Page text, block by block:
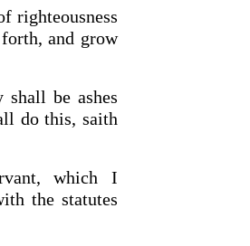
righteousness
and grow
be ashes
do this, saith
which I
the statutes